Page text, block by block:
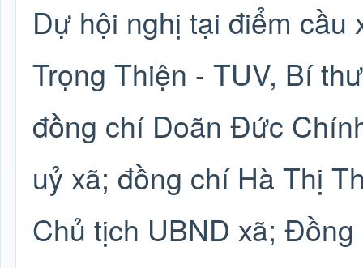
Dự hội nghị tại điểm
Trọng Thiện - TUV, Bí
đồng chí Doãn Đức
uỷ xã; đồng chí Hà Thị
Chủ tịch UBND xã;